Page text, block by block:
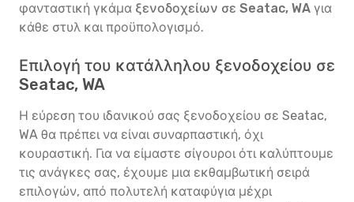
φανταστική γκάμα ξενοδοχείων σε Seatac, WA για
κάθε στυλ και προϋπολογισμό.
Επιλογή του κατάλληλου ξενοδοχείου σε
Seatac, WA
Η εύρεση του ιδανικού σας ξενοδοχείου σε Seatac,
WA θα πρέπει να είναι συναρπαστική, όχι
κουραστική. Για να είμαστε σίγουροι ότι καλύπτουμε
τις ανάγκες σας, έχουμε μια εκθαμβωτική σειρά
επιλογών, από πολυτελή καταφύγια μέχρι